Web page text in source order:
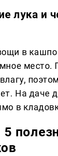
лука и
в кашпо
место.
На даче
в
5